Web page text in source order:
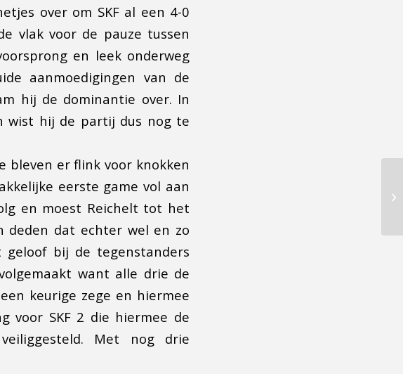
over om SKF al een 4-0
vlak voor de pauze tussen
en leek onderweg
aanmoedigingen van de
hij de dominantie over. In
wist hij de partij dus nog te
bleven er flink voor knokken
eerste game vol aan
en moest Reichelt tot het
deden dat echter wel en zo
bij de tegenstanders
want alle drie de
keurige zege en hiermee
voor SKF 2 die hiermee de
Met nog drie